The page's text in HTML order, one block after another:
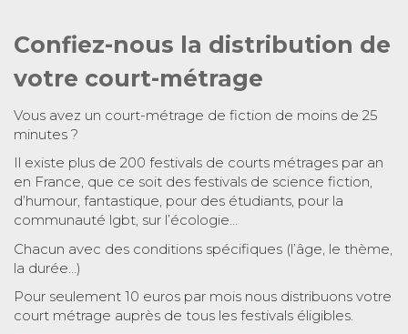
Confiez-nous la distribution de
votre court-métrage
Vous avez un court-métrage de fiction de moins de 25
minutes ?
Il existe plus de 200 festivals de courts métrages par an
en France, que ce soit des festivals de science fiction,
d’humour, fantastique, pour des étudiants, pour la
communauté lgbt, sur l’écologie…
Chacun avec des conditions spécifiques (l’âge, le thème,
la durée…)
Pour seulement 10 euros par mois nous distribuons votre
court métrage auprès de tous les festivals éligibles.